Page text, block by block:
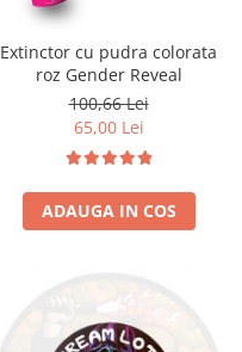
Extinctor cu pudra colorata
roz Gender Reveal
100,66 Lei
65,00 Lei
ADAUGA IN COS